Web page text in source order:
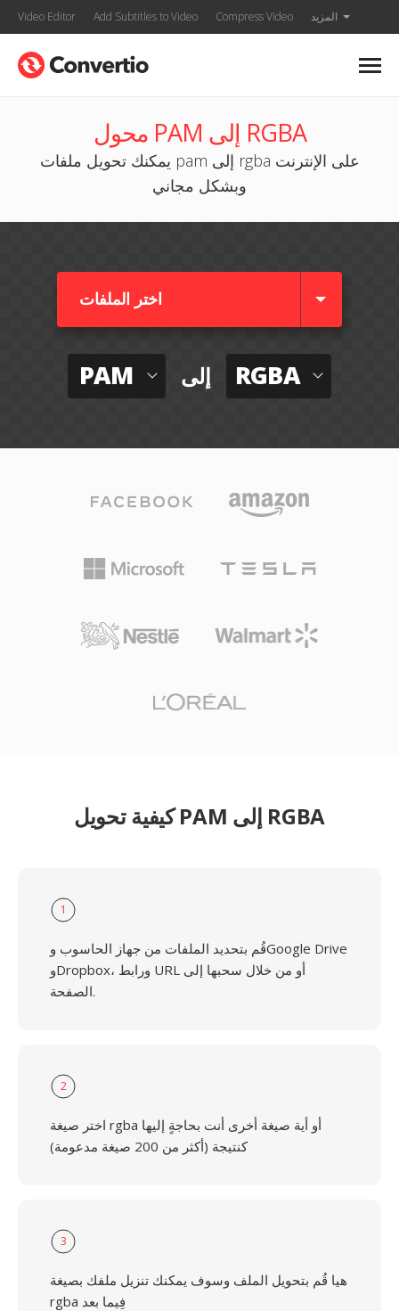
Video Editor Add Subtitles to Video Compress Video المزيد
محول PAM إلى RGBA
يمكنك تحويل ملفات pam إلى rgba على الإنترنت
وبشكل مجاني
اختر الملفات
PAM إلى RGBA
كيفية تحويل PAM إلى RGBA
1
قُم بتحديد الملفات من جهاز الحاسوب وGoogle Drive
وDropbox، ورابط URL أو من خلال سحبها إلى
الصفحة.
2
اختر صيغة rgba أو أية صيغة أخرى أنت بحاجةٍ إليها
كنتيجة (أكثر من 200 صيغة مدعومة)
3
هيا قُم بتحويل الملف وسوف يمكنك تنزيل ملفك بصيغة
rgba فِيما بعد